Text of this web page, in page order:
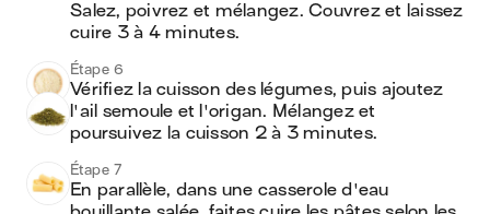
Salez, poivrez et mélangez. Couvrez et laissez
cuire 3 à 4 minutes.
Étape 6
Vérifiez la cuisson des légumes, puis ajoutez
l'ail semoule et l'origan. Mélangez et
poursuivez la cuisson 2 à 3 minutes.
Étape 7
En parallèle, dans une casserole d'eau